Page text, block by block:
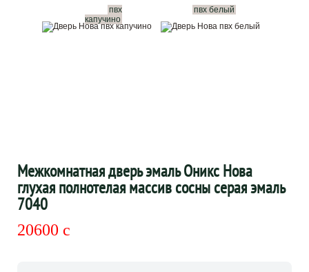
пвх
капучино
пвх белый
Межкомнатная дверь эмаль Оникс Нова
глухая полнотелая массив сосны серая эмаль
7040
20600 c